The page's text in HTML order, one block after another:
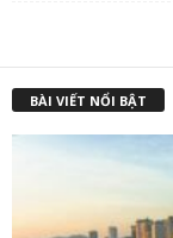
BÀI VIẾT NỔI BẬT